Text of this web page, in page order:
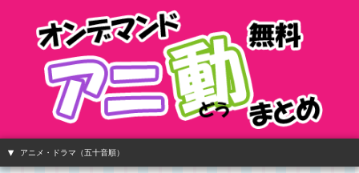
アニメ・ドラマ（五十音順）